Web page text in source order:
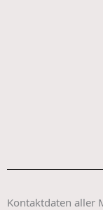
Kontaktdaten aller